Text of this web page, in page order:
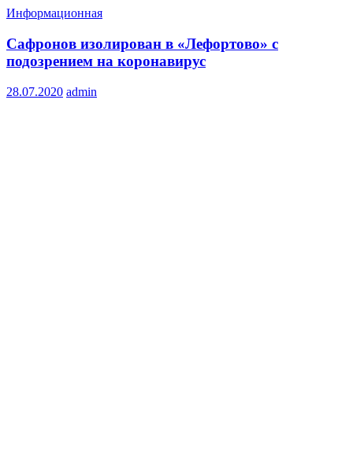
Информационная
Сафронов изолирован в «Лефортово» с
подозрением на коронавирус
28.07.2020 admin